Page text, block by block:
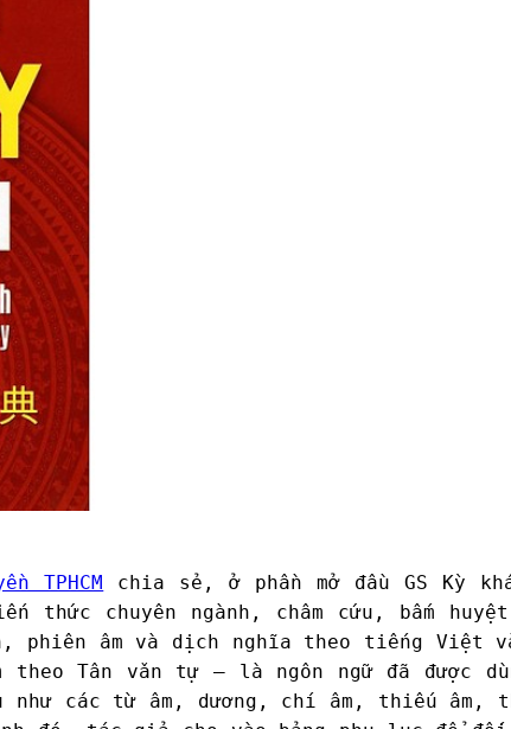
TPHCM chia sẻ, ở phần mở đầu GS Kỳ
thức chuyên ngành, châm cứu, bấm
phiên âm và dịch nghĩa theo tiếng Việt
Tân vǎn tự – là ngôn ngữ đã được
các từ âm, dương, chí âm, thiếu âm,